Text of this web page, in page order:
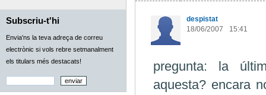
Subscriu-t'hi
Envia'ns la teva adreça de correu
electrònic si vols rebre setmanalment
els titulars més destacats!
despistat
18/06/2007
15:41
pregunta: la
aquesta? encara